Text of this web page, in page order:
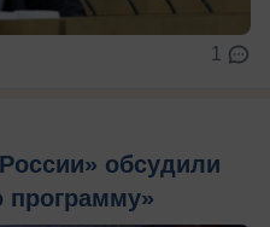
1
обсудили